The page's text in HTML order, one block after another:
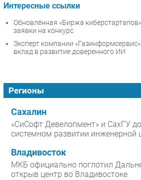
Интересные ссылки
Обновлённая «Биржа
заявки на конкурс
Эксперт компании
вклад в развитие доверенного ИИ
Регионы
Сахалин
«СиСофт Девелопмент» и СахГУ
системном развитии
Владивосток
МКБ официально поглотил
открыв центр во Владивостоке